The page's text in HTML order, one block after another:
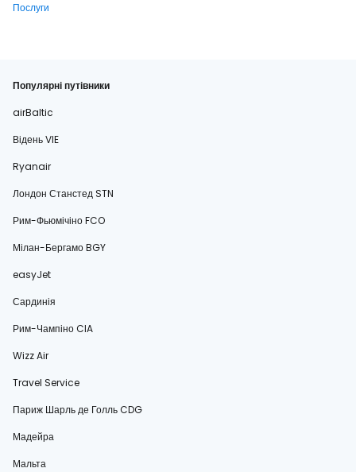
Послуги
Популярні путівники
airBaltic
Відень VIE
Ryanair
Лондон Станстед STN
Рим-Фьюмічіно FCO
Мілан-Бергамо BGY
easyJet
Сардинія
Рим-Чампіно CIA
Wizz Air
Travel Service
Париж Шарль де Голль CDG
Мадейра
Мальта